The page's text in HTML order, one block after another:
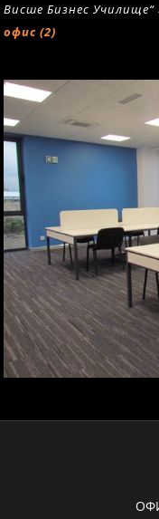
Висше Бизнес Училище“
офис (2)